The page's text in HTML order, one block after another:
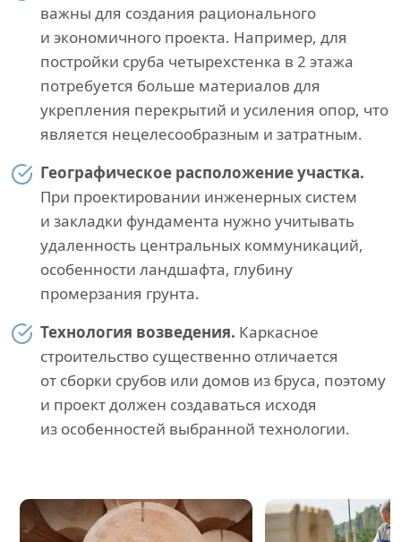
важны для создания рационального
и экономичного проекта. Например, для
постройки сруба четырехстенка в 2 этажа
потребуется больше материалов для
укрепления перекрытий и усиления опор, что
является нецелесообразным и затратным.
Географическое расположение участка.
При проектировании инженерных систем
и закладки фундамента нужно учитывать
удаленность центральных коммуникаций,
особенности ландшафта, глубину
промерзания грунта.
Технология возведения. Каркасное
строительство существенно отличается
от сборки срубов или домов из бруса, поэтому
и проект должен создаваться исходя
из особенностей выбранной технологии.